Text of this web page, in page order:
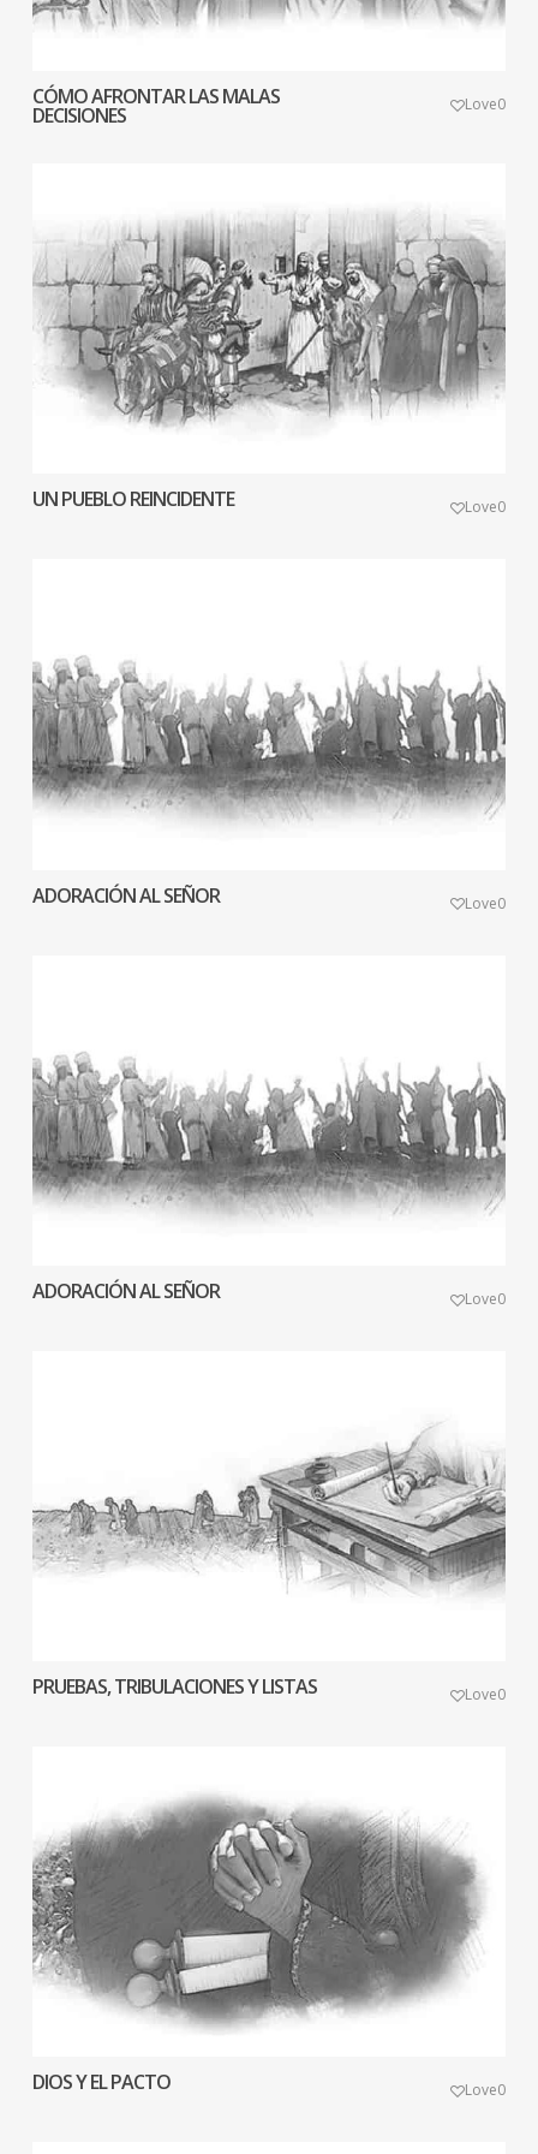
CÓMO AFRONTAR LAS MALAS
DECISIONES Love0
UN PUEBLO REINCIDENTE Love0
ADORACIÓN AL SEÑOR Love0
ADORACIÓN AL SEÑOR Love0
PRUEBAS, TRIBULACIONES Y LISTAS Love0
DIOS Y EL PACTO Love0